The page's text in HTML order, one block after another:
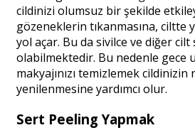
cildinizi olumsuz bir şekilde
gözeneklerin tıkanmasına, ciltte
yol açar. Bu da sivilce ve diğer
olabilmektedir. Bu nedenle gece
makyajınızı temizlemek cildinizin
yenilenmesine yardımcı olur.
Sert Peeling Yapmak